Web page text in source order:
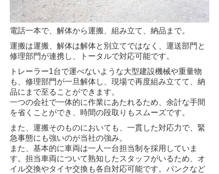
保有車両一覧
河津で働く・暮らす
採用情報
社員インタビュー
募集要項（中大型・トレーラードライバー）
募集要項（建設機械等修理整備エンジニア）
募集要項（建設インフラクリエイター）
お問合せ
電話一本で、解体から運搬、組み立て、納品まで。
運搬は運搬、解体は解体と別立てではなく、運送部門と
修理部門が連携し、トータルで対応可能です。
トレーラー1台で運べないような大型建設機械や重量物
も、修理部門が一旦解体し、現場で再度組み立てて、納
品にまで至ることができます。
一つの会社で一体的に作業にあたれるため、余計な手間
を省くことができ、時間の段取りもスムーズです。
また、運搬そのものにおいても、一貫した対応力で、緊
急事態にも強いのが当社の強み。
また、基本的に車両は一人一台担当制を採用していま
す。担当車両について熟知したスタッフがいるため、オ
イル交換やタイヤ交換も各自対応可能です。パンクなど